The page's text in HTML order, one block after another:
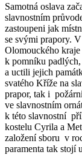
Samotná oslava
slavnostním
zastoupeni jak
se svými prapory.
Olomouckého kraje
k pomníku
a uctili jejich
svatého Kříže na
prapor, tak i
ve slavnostním
k této slavnostní
kostelu Cyrila a
založení sboru v
paramenta tak stojí